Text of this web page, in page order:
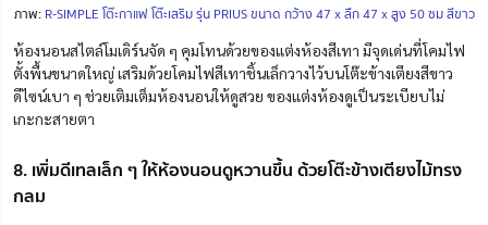
ภาพ: R-SIMPLE โต๊ะกาแฟ โต๊ะเสริม รุ่น PRIUS ขนาด กว้าง 47 x ลึก 47 x สูง 50 ซม สีขาว
ห้องนอนสไตล์โมเดิร์นจัด ๆ คุมโทนด้วยของแต่งห้องสีเทา มีจุดเด่นที่โคมไฟ
ตั้งพื้นขนาดใหญ่ เสริมด้วยโคมไฟสีเทาชิ้นเล็กวางไว้บนโต๊ะข้างเตียงสีขาว
ดีไซน์เบา ๆ ช่วยเติมเต็มห้องนอนให้ดูสวย ของแต่งห้องดูเป็นระเบียบไม่
เกะกะสายตา
8. เพิ่มดีเทลเล็ก ๆ ให้ห้องนอนดูหวานขึ้น ด้วยโต๊ะข้างเตียงไม้ทรง
กลม